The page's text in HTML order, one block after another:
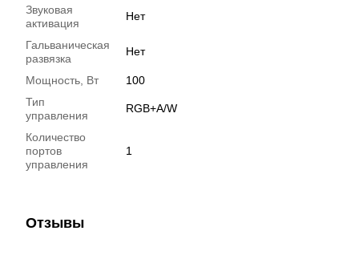
Звуковая
активация
Нет
Гальваническая
развязка
Нет
Мощность, Вт
100
Тип
управления
RGB+A/W
Количество
портов
управления
1
Отзывы